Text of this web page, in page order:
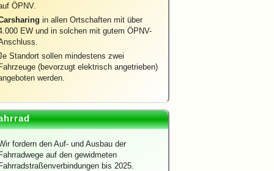
ÖPNV.
in allen Ortschaften mit über
EW und in solchen mit gutem ÖPNV-
Standort sollen mindestens zwei
(bevorzugt elektrisch angetrieben)
werden.
fordern den Auf- und Ausbau der
auf den gewidmeten
bis 2025.